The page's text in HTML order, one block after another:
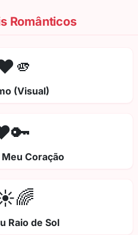
Românticos
(Visual)
Coração
Raio de Sol